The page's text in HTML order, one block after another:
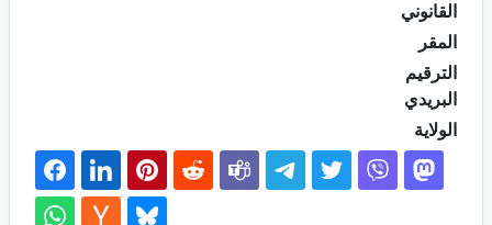
القانوني
المقر
الترقيم
البريدي
الولاية